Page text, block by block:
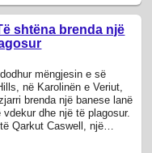
shtëna brenda një
mëngjesin e së
në Karolinën e Veriut,
brenda një banese lanë
dhe një të plagosur.
Qarkut Caswell, një
...